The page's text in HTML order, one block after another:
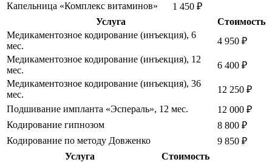
Капельница «Комплекс витаминов»
1 450 ₽
Услуга
Стоимость
Медикаментозное кодирование (инъекция), 6
мес.
4 950 ₽
Медикаментозное кодирование (инъекция), 12
мес.
6 400 ₽
Медикаментозное кодирование (инъекция), 36
мес.
12 250 ₽
Подшивание импланта «Эспераль», 12 мес.
12 000 ₽
Кодирование гипнозом
8 800 ₽
Кодирование по методу Довженко
9 850 ₽
Услуга
Стоимость